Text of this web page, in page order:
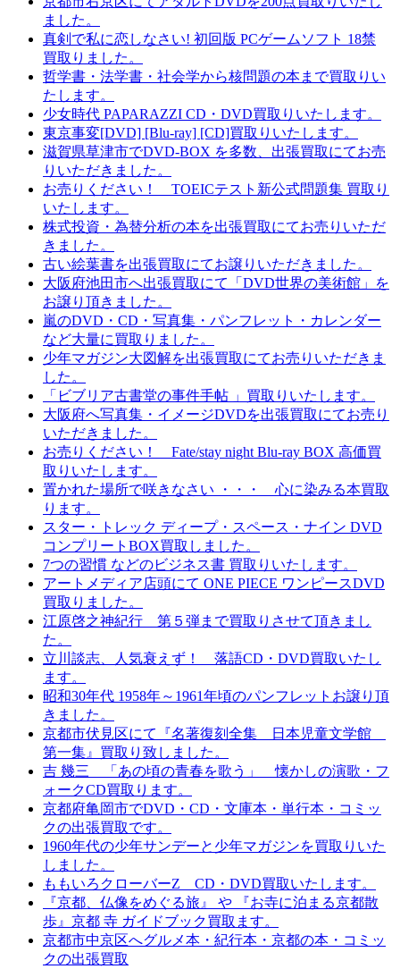
ました。
真剣で私に恋しなさい! 初回版 PCゲームソフト 18禁
買取りました。
哲学書・法学書・社会学から核問題の本まで買取りい
たします。
少女時代 PAPARAZZI CD・DVD買取りいたします。
東京事変[DVD] [Blu-ray] [CD]買取りいたします。
滋賀県草津市でDVD-BOX を多数、出張買取にてお売
りいただきました。
お売りください！ TOEICテスト新公式問題集 買取り
いたします。
株式投資・為替分析の本を出張買取にてお売りいただ
きました。
古い絵葉書を出張買取にてお譲りいただきました。
大阪府池田市へ出張買取にて「DVD世界の美術館」を
お譲り頂きました。
嵐のDVD・CD・写真集・パンフレット・カレンダー
など大量に買取りました。
少年マガジン大図解を出張買取にてお売りいただきま
した。
「ビブリア古書堂の事件手帖 」買取りいたします。
大阪府へ写真集・イメージDVDを出張買取にてお売り
いただきました。
お売りください！ Fate/stay night Blu-ray BOX 高価買
取りいたします。
置かれた場所で咲きなさい ・・・ 心に染みる本買取
ります。
スター・トレック ディープ・スペース・ナイン DVD
コンプリートBOX買取しました。
7つの習慣 などのビジネス書 買取りいたします。
アートメディア店頭にて ONE PIECE ワンピースDVD
買取りました。
江原啓之神紀行 第５弾まで買取りさせて頂きまし
た。
立川談志、人気衰えず！ 落語CD・DVD買取いたし
ます。
昭和30年代 1958年～1961年頃のパンフレットお譲り頂
きました。
京都市伏見区にて『名著復刻全集 日本児童文学館
第一集』買取り致しました。
吉 幾三 「あの頃の青春を歌う」 懐かしの演歌・フ
ォークCD買取ります。
京都府亀岡市でDVD・CD・文庫本・単行本・コミッ
クの出張買取です。
1960年代の少年サンデーと少年マガジンを買取りいた
しました。
ももいろクローバーZ CD・DVD買取いたします。
『京都、仏像をめぐる旅』 や 『お寺に泊まる京都散
歩』京都 寺 ガイドブック買取ます。
京都市中京区へグルメ本・紀行本・京都の本・コミッ
クの出張買取